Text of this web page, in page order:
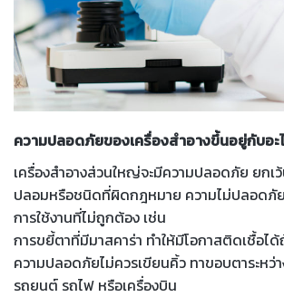
ความปลอดภัยของเครื่องสำอางขึ้นอยู่กับอะ
เครื่องสำอางส่วนใหญ่จะมีความปลอดภัย ยกเว้
ปลอมหรือชนิดที่ผิดกฎหมาย ความไม่ปลอดภัย
การใช้งานที่ไม่ถูกต้อง เช่น
การขยี้ตาที่มีมาสคาร่า ทำให้มีโอกาสติดเชื้อได้
ความปลอดภัยไม่ควรเขียนคิ้ว ทาขอบตาระหว่
รถยนต์ รถไฟ หรือเครื่องบิน